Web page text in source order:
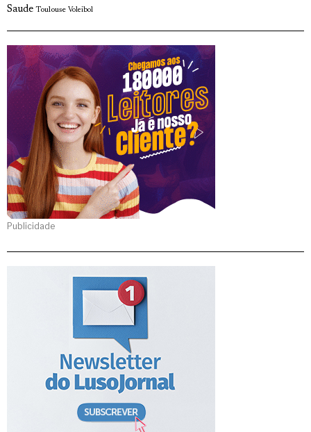
Saude Toulouse Voleibol
Publicidade